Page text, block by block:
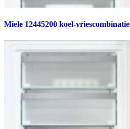
Miele 12445200 koel-